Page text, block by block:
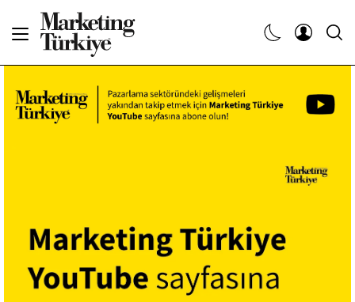
Haberler
Etkinlikler
Söyleşiler